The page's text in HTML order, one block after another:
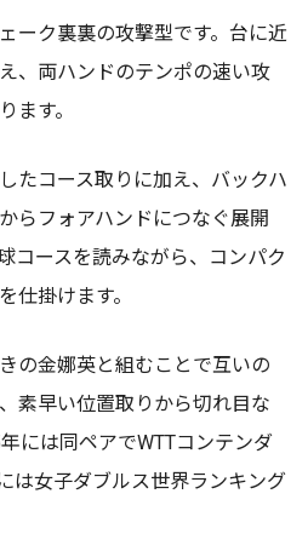
ーク裏裏の攻撃型です。台に近
、両ハンドのテンポの速い攻
ます。
たコース取りに加え、バックハ
らフォアハンドにつなぐ展開
コースを読みながら、コンパク
仕掛けます。
の金娜英と組むことで互いの
素早い位置取りから切れ目な
には同ペアでWTTコンテンダ
は女子ダブルス世界ランキング